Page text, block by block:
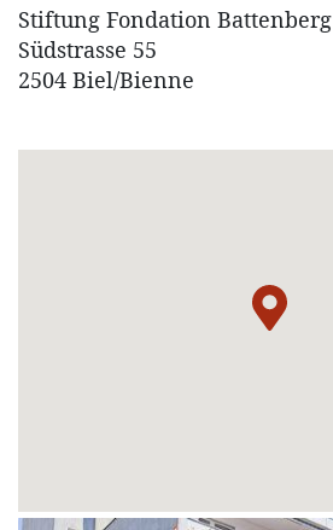
Stiftung Fondation Battenberg
Südstrasse 55
2504 Biel/Bienne